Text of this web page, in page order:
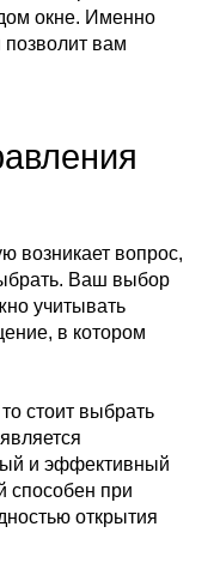
окне. Именно
вам
возникает вопрос,
Ваш выбор
учитывать
в котором
стоит выбрать
и эффективный
способен при
открытия